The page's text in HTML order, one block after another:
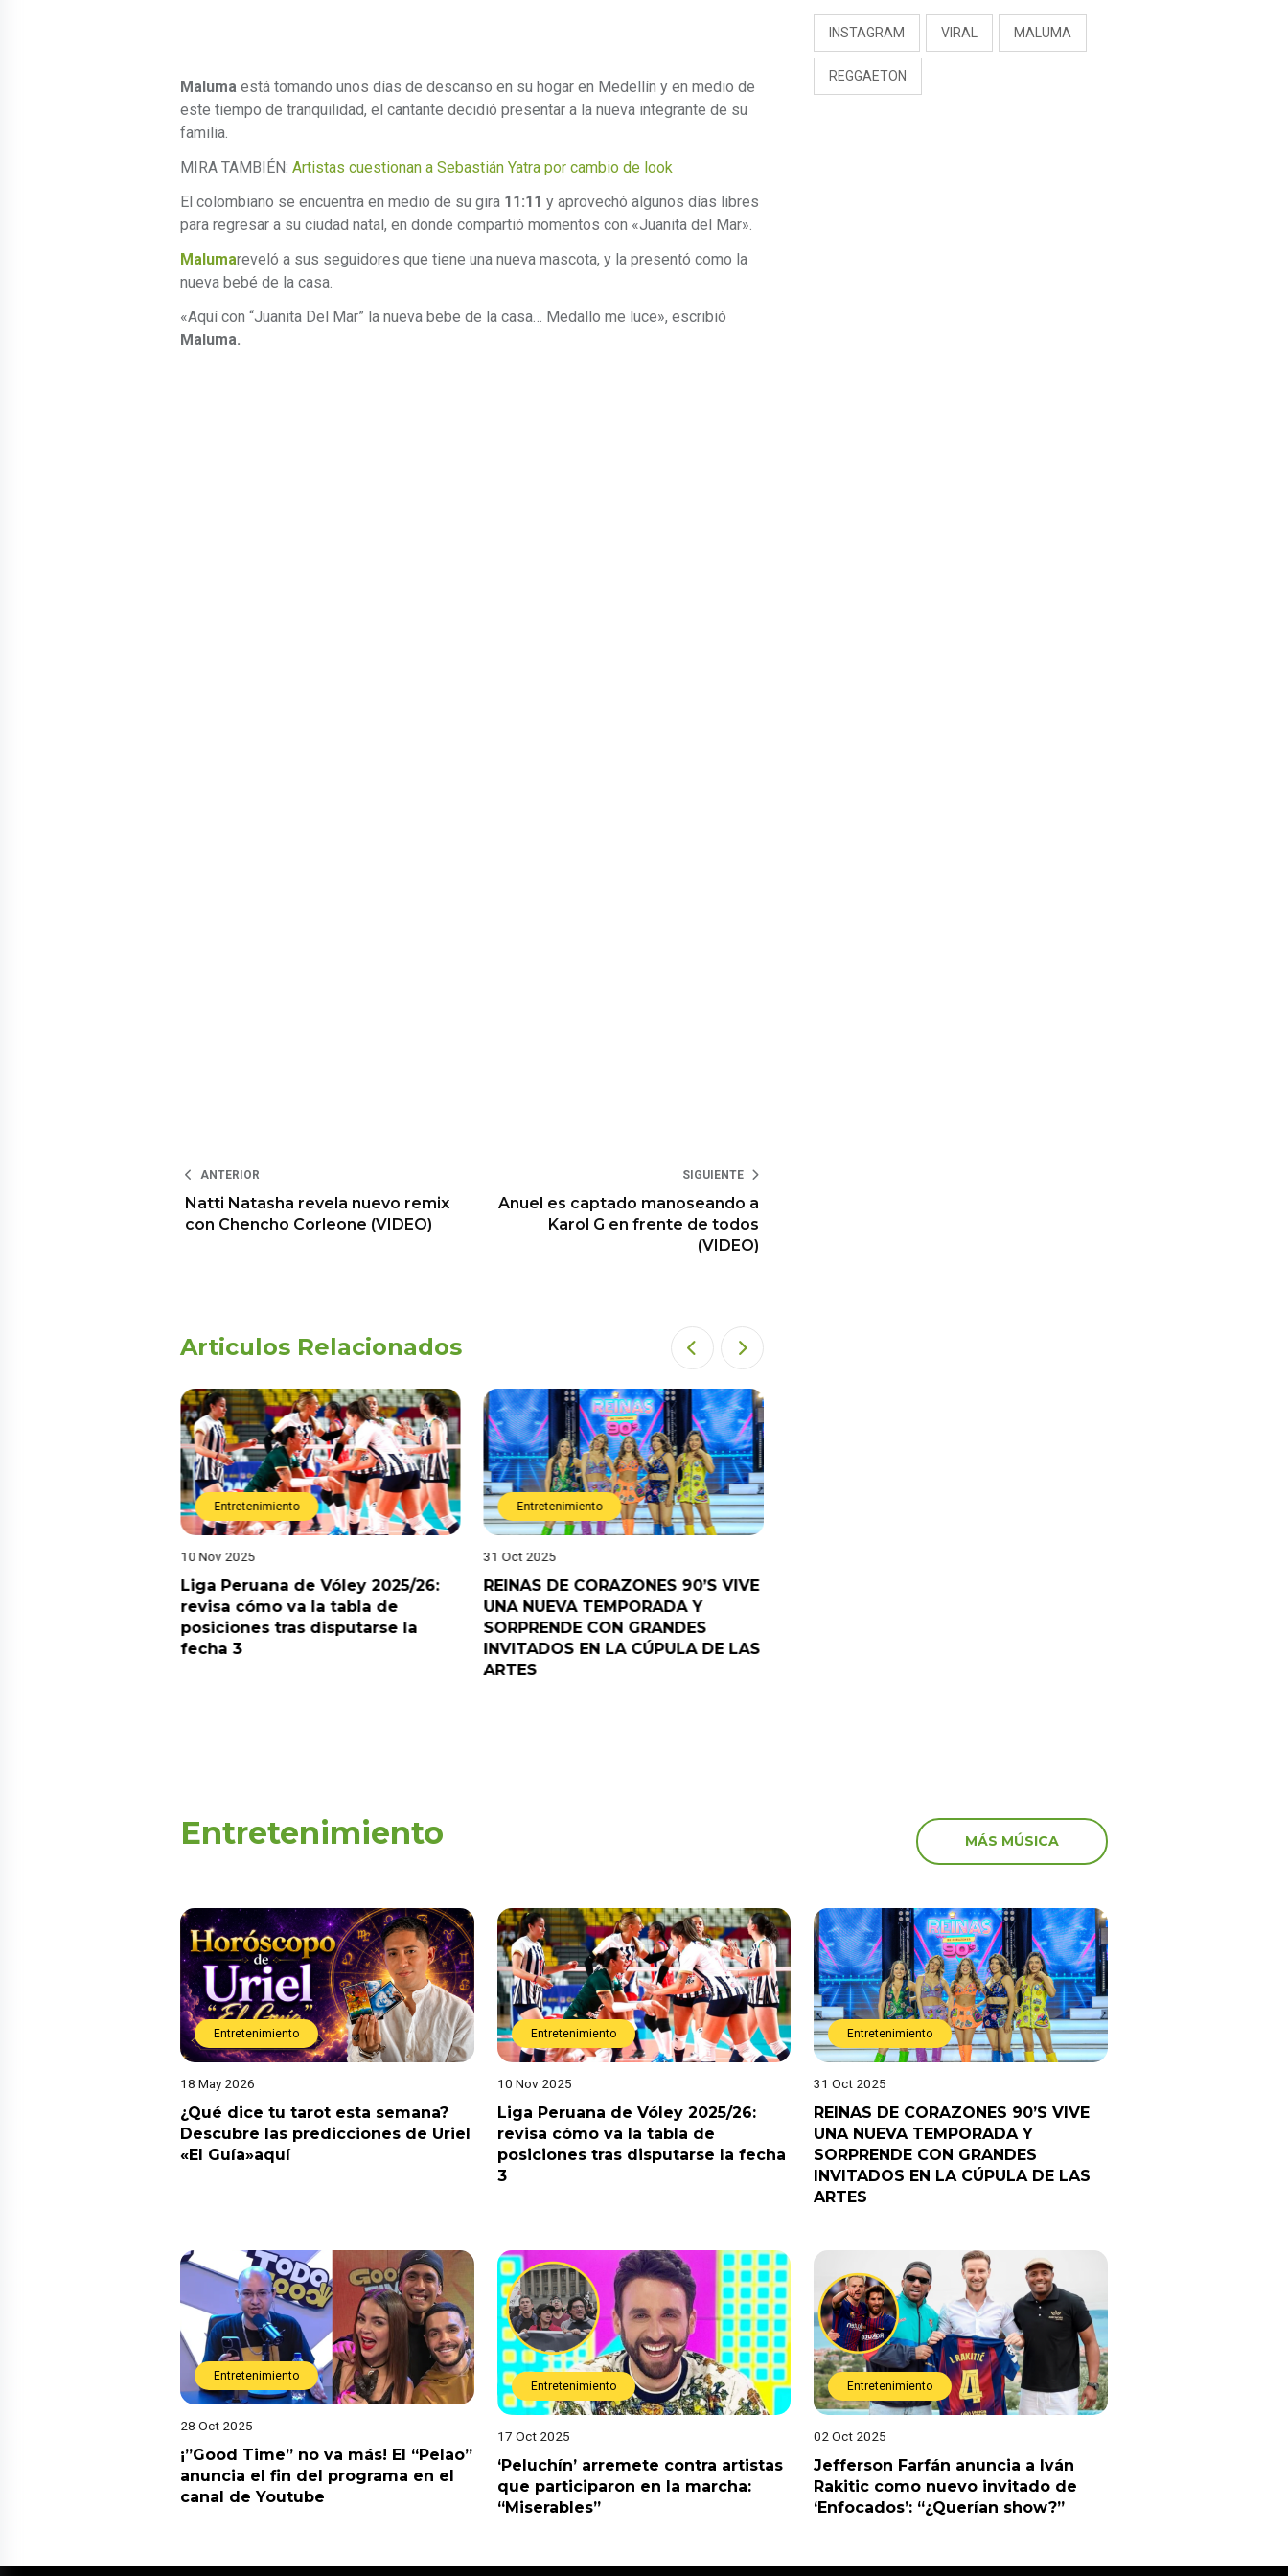
Maluma está tomando unos días de descanso en su hogar en Medellín y en medio de
este tiempo de tranquilidad, el cantante decidió presentar a la nueva integrante de su
familia.
MIRA TAMBIÉN: Artistas cuestionan a Sebastián Yatra por cambio de look
El colombiano se encuentra en medio de su gira 11:11 y aprovechó algunos días libres
para regresar a su ciudad natal, en donde compartió momentos con «Juanita del Mar».
Malumareveló a sus seguidores que tiene una nueva mascota, y la presentó como la
nueva bebé de la casa.
«Aquí con “Juanita Del Mar” la nueva bebe de la casa… Medallo me luce», escribió
Maluma.
ANTERIOR
Natti Natasha revela nuevo remix
con Chencho Corleone (VIDEO)
SIGUIENTE
Anuel es captado manoseando a
Karol G en frente de todos
(VIDEO)
Articulos Relacionados
Entretenimiento
10 Nov 2025
Liga Peruana de Vóley 2025/26:
revisa cómo va la tabla de
posiciones tras disputarse la
fecha 3
Entretenimiento
31 Oct 2025
REINAS DE CORAZONES 90’S VIVE
UNA NUEVA TEMPORADA Y
SORPRENDE CON GRANDES
INVITADOS EN LA CÚPULA DE LAS
ARTES
INSTAGRAM VIRAL MALUMA
REGGAETON
Entretenimiento MÁS MÚSICA
Entretenimiento
18 May 2026
¿Qué dice tu tarot esta semana?
Descubre las predicciones de Uriel
«El Guía»aquí
Entretenimiento
10 Nov 2025
Liga Peruana de Vóley 2025/26:
revisa cómo va la tabla de
posiciones tras disputarse la fecha
3
Entretenimiento
31 Oct 2025
REINAS DE CORAZONES 90’S VIVE
UNA NUEVA TEMPORADA Y
SORPRENDE CON GRANDES
INVITADOS EN LA CÚPULA DE LAS
ARTES
Entretenimiento
28 Oct 2025
¡”Good Time” no va más! El “Pelao”
anuncia el fin del programa en el
canal de Youtube
Entretenimiento
17 Oct 2025
‘Peluchín’ arremete contra artistas
que participaron en la marcha:
“Miserables”
Entretenimiento
02 Oct 2025
Jefferson Farfán anuncia a Iván
Rakitic como nuevo invitado de
‘Enfocados’: “¿Querían show?”